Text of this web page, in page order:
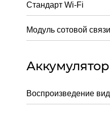
Стандарт Wi-Fi
Модуль сотовой связи
Воспроизведение